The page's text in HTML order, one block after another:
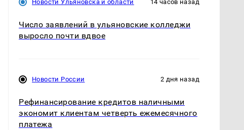
Новости Ульяновска и области 14 часов назад
Число заявлений в ульяновские колледжи
выросло почти вдвое
Новости России 2 дня назад
Рефинансирование кредитов наличными
экономит клиентам четверть ежемесячного
платежа